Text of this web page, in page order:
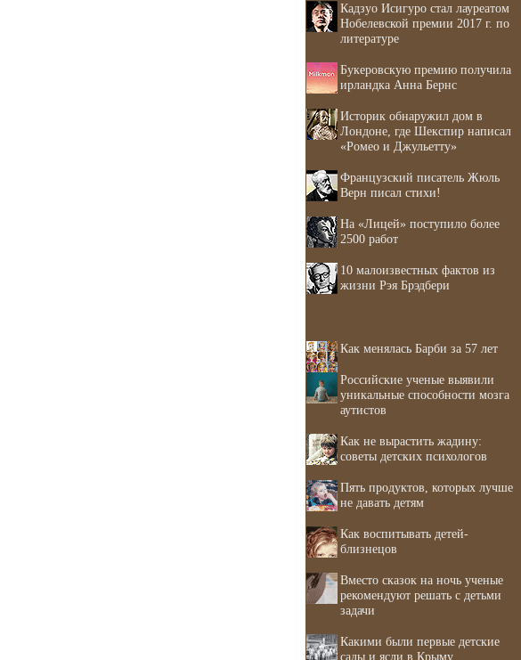
Кадзуо Исигуро стал лауреатом
Нобелевской премии 2017 г. по
литературе
Букеровскую премию получила
ирландка Анна Бернс
Историк обнаружил дом в
Лондоне, где Шекспир написал
«Ромео и Джульетту»
Французский писатель Жюль
Верн писал стихи!
На «Лицей» поступило более
2500 работ
10 малоизвестных фактов из
жизни Рэя Брэдбери
Как менялась Барби за 57 лет
Российские ученые выявили
уникальные способности мозга
аутистов
Как не вырастить жадину:
советы детских психологов
Пять продуктов, которых лучше
не давать детям
Как воспитывать детей-
близнецов
Вместо сказок на ночь ученые
рекомендуют решать с детьми
задачи
Какими были первые детские
сады и ясли в Крыму